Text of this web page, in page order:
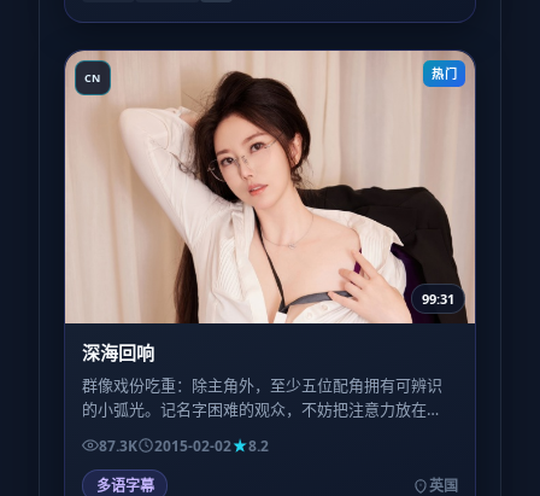
CN 热门
99:31
深海回响
群像戏份吃重：除主角外，至少五位配角拥有可辨识
的小弧光。记名字困难的观众，不妨把注意力放在
「职业身份」而非姓名上，跟随线索会更轻松。
87.3K 2015-02-02
8.2
多语字幕
英国